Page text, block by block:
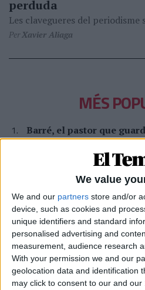
We value
We and our partners store and/or
device, such as cookies and
unique identifiers and standard
personalised advertising and
measurement, audience research
With your permission we and our
geolocation data and identification
may click to consent to our and our
perduda
Les clavegueres del periodisme
PerXavier Aliaga
MÉS
Barré, el pastor que
del belsetà
Qui és Ánchel Lois Saludas, el
totes les paraules del belsetà,
Violeta Tena
La resurrecció de les
medievals
L'AVL rescata de l'oblit les
PerMoisés Pérez
Xavier Antich: «Calia fer
Llull davant un Estat